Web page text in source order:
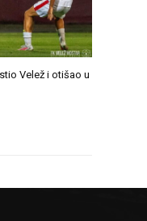
Velež i otišao u